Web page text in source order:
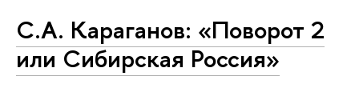
С.А. Караганов: «Поворот 2
или Сибирская Россия»